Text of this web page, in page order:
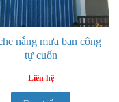
nắng mưa ban công
tự cuốn
Liên hệ